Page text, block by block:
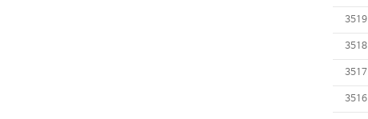
3519
3518
3517
3516